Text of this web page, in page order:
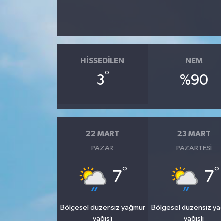
HISSEDILEN
3°
NEM
%90
22 MART
PAZAR
7°
Bölgesel düzensiz yağmur
yağışlı
23 MART
PAZARTESI
7°
Bölgesel düzensiz
yağışlı